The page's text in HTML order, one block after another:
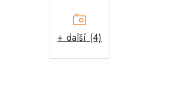
+ další (4)